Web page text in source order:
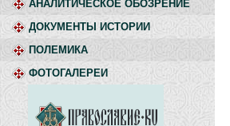
АНАЛИТИЧЕСКОЕ ОБОЗРЕНИЕ
ДОКУМЕНТЫ ИСТОРИИ
ПОЛЕМИКА
ФОТОГАЛЕРЕИ